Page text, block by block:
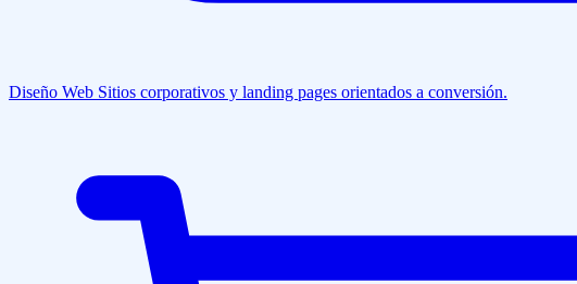
Diseño Web Sitios corporativos y landing pages orientados a conversión.